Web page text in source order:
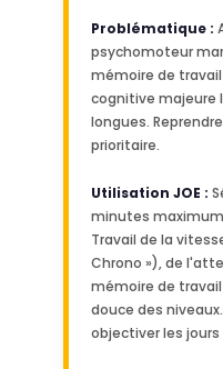
Problématique :
psychomoteur
mémoire de
cognitive majeure
longues.
prioritaire.
Utilisation JOE :
minutes
Travail de la
Chrono »), de
mémoire de travail
douce des
objectiver les